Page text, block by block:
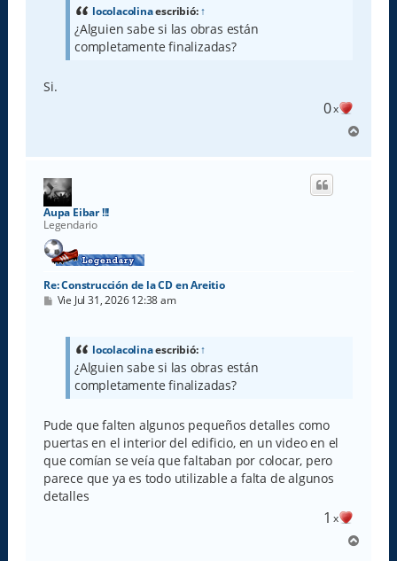
locolacolinaescribió:↑
¿Alguien sabe si las obras están
completamente finalizadas?
Si.
0x
r
Aupa Eibar !!!
Legendario
Re: Construcción de la CD en Areitio
M
Vie Jul 31, 2026 12:38 am
locolacolinaescribió:↑
¿Alguien sabe si las obras están
completamente finalizadas?
Pude que falten algunos pequeños detalles como
puertas en el interior del edificio, en un video en el
que comían se veía que faltaban por colocar, pero
parece que ya es todo utilizable a falta de algunos
detalles
1 x